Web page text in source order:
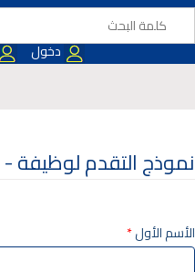
دخول
نموذج التقدم لوظيفة -
الأسم الأول*